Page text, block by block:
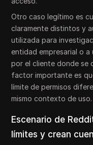
Otro caso legítimo es
claramente distintos y
utilizada para
entidad empresarial o
por el cliente donde se
factor importante es
límite de permisos
mismo contexto de uso.
Escenario de
límites y crean